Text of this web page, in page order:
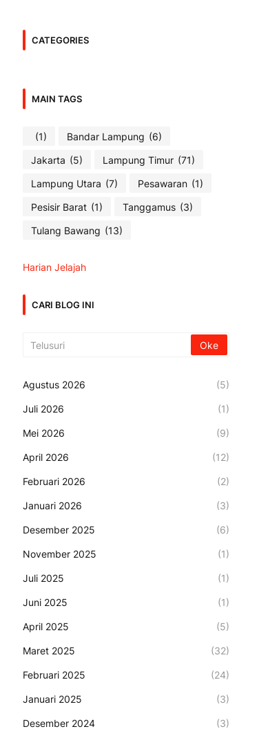
CATEGORIES
MAIN TAGS
(1) Bandar Lampung (6)
Jakarta (5) Lampung Timur (71)
Lampung Utara (7) Pesawaran (1)
Pesisir Barat (1) Tanggamus (3)
Tulang Bawang (13)
Harian Jelajah
CARI BLOG INI
Agustus 2026 (5)
Juli 2026 (1)
Mei 2026 (9)
April 2026 (12)
Februari 2026 (2)
Januari 2026 (3)
Desember 2025 (6)
November 2025 (1)
Juli 2025 (1)
Juni 2025 (1)
April 2025 (5)
Maret 2025 (32)
Februari 2025 (24)
Januari 2025 (3)
Desember 2024 (3)